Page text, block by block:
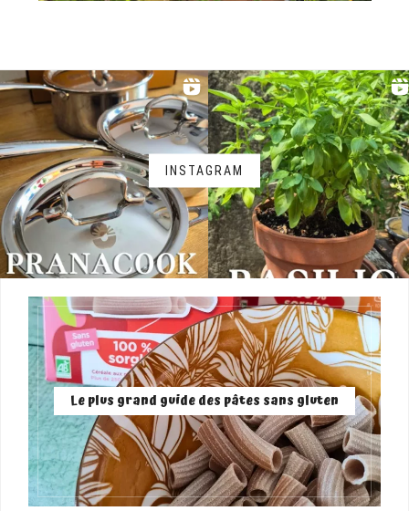
INSTAGRAM
Le plus grand guide des pâtes sans gluten